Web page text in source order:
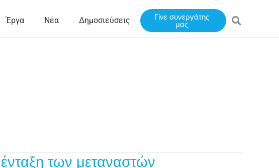
Έργα Νέα Δημοσιεύσεις Γίνε συνεργάτης
μας
των μεταναστών